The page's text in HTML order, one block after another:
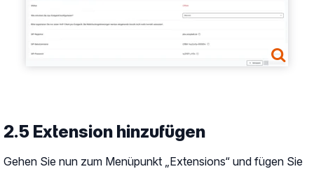
2.5 Extension hinzufügen
Gehen Sie nun zum Menüpunkt „Extensions“ und fügen Sie